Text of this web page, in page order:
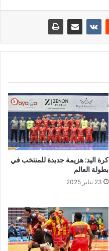
كرة اليد: هزيمة جديدة للمنتخب في
بطولة العالم
23 يناير 2025